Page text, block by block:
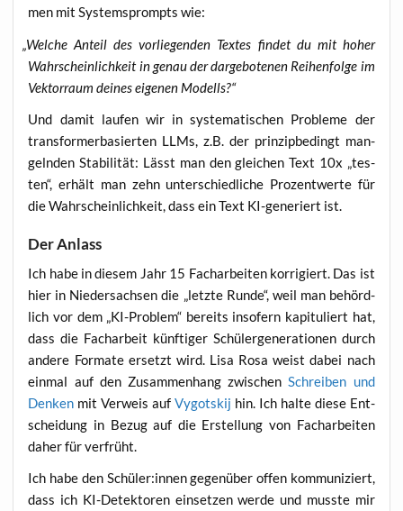
men mit Sys­temsprompts wie:
Wel­che Anteil des vor­lie­gen­den Tex­tes fin­det du mit hoher
Wahr­schein­lich­keit in genau der dar­ge­bo­te­nen Rei­hen­fol­ge im
Vek­tor­raum dei­nes eige­nen Modells?“
Und damit lau­fen wir in sys­te­ma­ti­schen Pro­ble­me der
trans­form­er­ba­sier­ten LLMs, z.B. der prin­zip­be­dingt man­
geln­den Sta­bi­li­tät: Lässt man den glei­chen Text 10x „tes­
ten“, erhält man zehn unter­schied­li­che Pro­zent­wer­te für
die Wahr­schein­lich­keit, dass ein Text KI-gene­riert ist.
Der Anlass
Ich habe in die­sem Jahr 15 Fach­ar­bei­ten kor­ri­giert. Das ist
hier in Nie­der­sach­sen die „letz­te Run­de“, weil man behörd­
lich vor dem „KI-Pro­blem“ bereits inso­fern kapi­tu­liert hat,
dass die Fach­ar­beit künf­ti­ger Schü­ler­ge­nera­tio­nen durch
ande­re For­ma­te ersetzt wird. Lisa Rosa weist dabei nach
ein­mal auf den Zusam­men­hang zwi­schen Schrei­ben und
Den­ken mit Ver­weis aufVygots­kij hin. Ich hal­te die­se Ent­
schei­dung in Bezug auf die Erstel­lung von Fach­ar­bei­ten
daher für verfrüht.
Ich habe den Schüler:innen gegen­über offen kom­mu­ni­ziert,
dass ich KI-Detek­to­ren ein­set­zen wer­de und muss­te mir